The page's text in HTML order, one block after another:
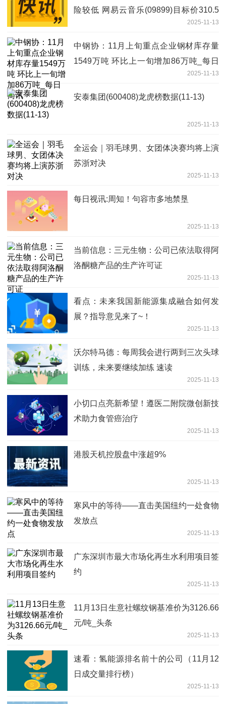
险较低 网易云音乐(09899)目标价310.5
2025-11-13
中钢协：11月上旬重点企业钢材库存量
1549万吨 环比上一旬增加86万吨_每日
2025-11-13
安泰集团(600408)龙虎榜数据(11-13)
2025-11-13
全运会｜羽毛球男、女团体决赛均将上演
苏浙对决
2025-11-13
每日视讯:周知！句容市多地禁垦
2025-11-13
当前信息：三元生物：公司已依法取得阿
洛酮糖产品的生产许可证
2025-11-13
看点：未来我国新能源集成融合如何发
展？指导意见来了~！
2025-11-13
沃尔特马德：每周我会进行两到三次头球
训练，未来要继续加练 速读
2025-11-13
小切口点亮新希望！遵医二附院微创新技
术助力食管癌治疗
2025-11-13
港股天机控股盘中涨超9%
2025-11-13
寒风中的等待——直击美国纽约一处食物
发放点
2025-11-13
广东深圳市最大市场化再生水利用项目签
约
2025-11-13
11月13日生意社螺纹钢基准价为3126.66
元/吨_头条
2025-11-13
速看：氢能源排名前十的公司（11月12
日成交量排行榜）
2025-11-13